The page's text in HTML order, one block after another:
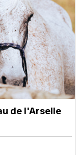
de l'Arselle